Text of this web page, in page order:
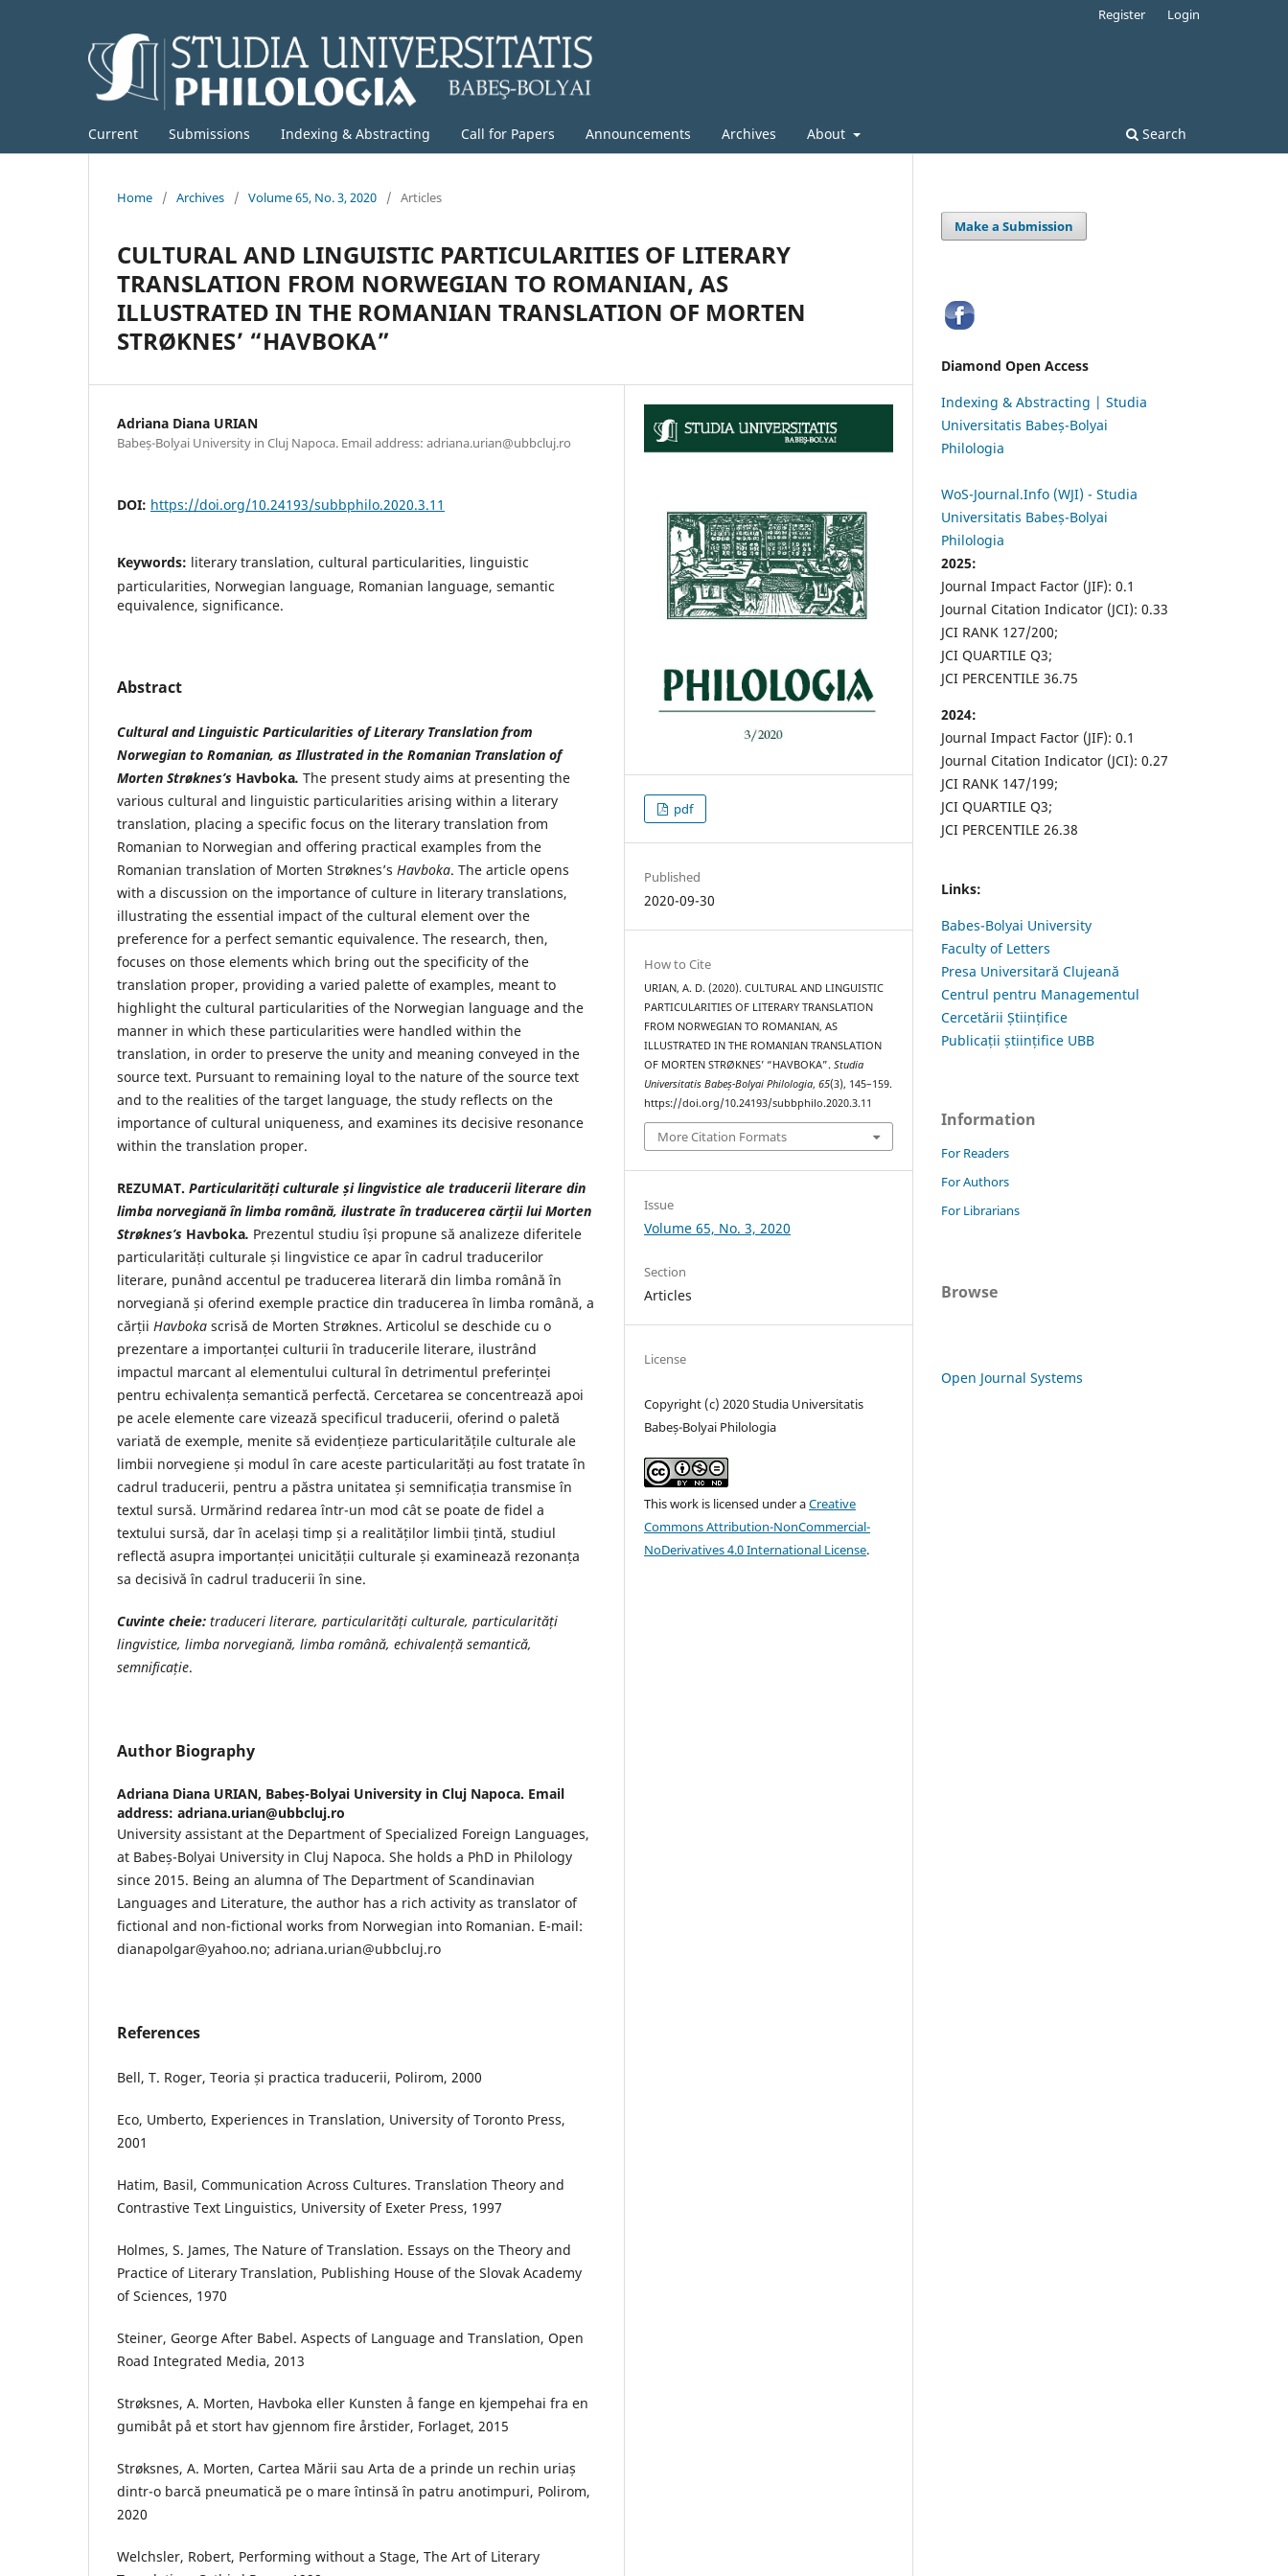
Current Submissions Indexing & Abstracting Call for Papers Announcements Archives About Search
Register Login
Home / Archives / Volume 65, No. 3, 2020 / Articles
CULTURAL AND LINGUISTIC PARTICULARITIES OF LITERARY
TRANSLATION FROM NORWEGIAN TO ROMANIAN, AS
ILLUSTRATED IN THE ROMANIAN TRANSLATION OF MORTEN
STRØKNES’ “HAVBOKA”
Adriana Diana URIAN
Babeș-Bolyai University in Cluj Napoca. Email address: adriana.urian@ubbcluj.ro
DOI: https://doi.org/10.24193/subbphilo.2020.3.11
Keywords: literary translation, cultural particularities, linguistic
particularities, Norwegian language, Romanian language, semantic
equivalence, significance.
Abstract
Cultural and Linguistic Particularities of Literary Translation from
Norwegian to Romanian, as Illustrated in the Romanian Translation of
Morten Strøknes’s Havboka. The present study aims at presenting the
various cultural and linguistic particularities arising within a literary
translation, placing a specific focus on the literary translation from
Romanian to Norwegian and offering practical examples from the
Romanian translation of Morten Strøknes’s Havboka. The article opens
with a discussion on the importance of culture in literary translations,
illustrating the essential impact of the cultural element over the
preference for a perfect semantic equivalence. The research, then,
focuses on those elements which bring out the specificity of the
translation proper, providing a varied palette of examples, meant to
highlight the cultural particularities of the Norwegian language and the
manner in which these particularities were handled within the
translation, in order to preserve the unity and meaning conveyed in the
source text. Pursuant to remaining loyal to the nature of the source text
and to the realities of the target language, the study reflects on the
importance of cultural uniqueness, and examines its decisive resonance
within the translation proper.
REZUMAT. Particularități culturale și lingvistice ale traducerii literare din
limba norvegiană în limba română, ilustrate în traducerea cărții lui Morten
Strøknes’s Havboka. Prezentul studiu își propune să analizeze diferitele
particularități culturale și lingvistice ce apar în cadrul traducerilor
literare, punând accentul pe traducerea literară din limba română în
norvegiană și oferind exemple practice din traducerea în limba română, a
cărții Havboka scrisă de Morten Strøknes. Articolul se deschide cu o
prezentare a importanței culturii în traducerile literare, ilustrând
impactul marcant al elementului cultural în detrimentul preferinței
pentru echivalența semantică perfectă. Cercetarea se concentrează apoi
pe acele elemente care vizează specificul traducerii, oferind o paletă
variată de exemple, menite să evidențieze particularitățile culturale ale
limbii norvegiene și modul în care aceste particularități au fost tratate în
cadrul traducerii, pentru a păstra unitatea și semnificația transmise în
textul sursă. Urmărind redarea într-un mod cât se poate de fidel a
textului sursă, dar în același timp și a realităților limbii țintă, studiul
reflectă asupra importanței unicității culturale și examinează rezonanța
sa decisivă în cadrul traducerii în sine.
Cuvinte cheie: traduceri literare, particularități culturale, particularități
lingvistice, limba norvegiană, limba română, echivalență semantică,
semnificație.
Author Biography
Adriana Diana URIAN, Babeș-Bolyai University in Cluj Napoca. Email
address: adriana.urian@ubbcluj.ro
University assistant at the Department of Specialized Foreign Languages,
at Babeș-Bolyai University in Cluj Napoca. She holds a PhD in Philology
since 2015. Being an alumna of The Department of Scandinavian
Languages and Literature, the author has a rich activity as translator of
fictional and non-fictional works from Norwegian into Romanian. E-mail:
dianapolgar@yahoo.no; adriana.urian@ubbcluj.ro
References
Bell, T. Roger, Teoria și practica traducerii, Polirom, 2000
Eco, Umberto, Experiences in Translation, University of Toronto Press,
2001
Hatim, Basil, Communication Across Cultures. Translation Theory and
Contrastive Text Linguistics, University of Exeter Press, 1997
Holmes, S. James, The Nature of Translation. Essays on the Theory and
Practice of Literary Translation, Publishing House of the Slovak Academy
of Sciences, 1970
Steiner, George After Babel. Aspects of Language and Translation, Open
Road Integrated Media, 2013
Strøksnes, A. Morten, Havboka eller Kunsten å fange en kjempehai fra en
gumibåt på et stort hav gjennom fire årstider, Forlaget, 2015
Strøksnes, A. Morten, Cartea Mării sau Arta de a prinde un rechin uriaș
dintr-o barcă pneumatică pe o mare întinsă în patru anotimpuri, Polirom,
2020
Welchsler, Robert, Performing without a Stage, The Art of Literary
pdf
Published
2020-09-30
How to Cite
URIAN, A. D. (2020). CULTURAL AND LINGUISTIC
PARTICULARITIES OF LITERARY TRANSLATION
FROM NORWEGIAN TO ROMANIAN, AS
ILLUSTRATED IN THE ROMANIAN TRANSLATION
OF MORTEN STRØKNES’ “HAVBOKA”.Studia
Universitatis Babeș-Bolyai Philologia,65(3), 145–159.
https://doi.org/10.24193/subbphilo.2020.3.11
More Citation Formats
Issue
Volume 65, No. 3, 2020
Section
Articles
License
Copyright (c) 2020 Studia Universitatis
Babeș-Bolyai Philologia
This work is licensed under aCreative
Commons Attribution-NonCommercial-
NoDerivatives 4.0 International License.
Make a Submission
Diamond Open Access
Indexing & Abstracting | Studia
Universitatis Babeș-Bolyai
Philologia
WoS-Journal.Info (WJI) - Studia
Universitatis Babeș-Bolyai
Philologia
2025:
Journal Impact Factor (JIF): 0.1
Journal Citation Indicator (JCI): 0.33
JCI RANK 127/200;
JCI QUARTILE Q3;
JCI PERCENTILE 36.75
2024:
Journal Impact Factor (JIF): 0.1
Journal Citation Indicator (JCI): 0.27
JCI RANK 147/199;
JCI QUARTILE Q3;
JCI PERCENTILE 26.38
Links:
Babes-Bolyai University
Faculty of Letters
Presa Universitară Clujeană
Centrul pentru Managementul
Cercetării Științifice
Publicații științifice UBB
Information
For Readers
For Authors
For Librarians
Browse
Open Journal Systems